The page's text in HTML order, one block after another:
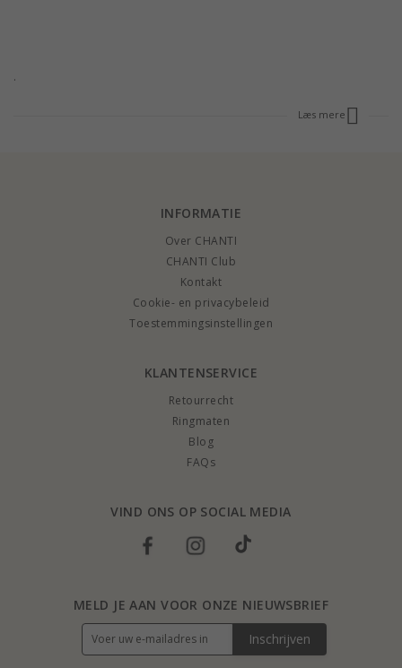
.
Læs mere
INFORMATIE
Over CHANTI
CHANTI Club
Kontakt
Cookie- en privacybeleid
Toestemmingsinstellingen
KLANTENSERVICE
Retourrecht
Ringmaten
Blog
FAQs
VIND ONS OP SOCIAL MEDIA
MELD JE AAN VOOR ONZE NIEUWSBRIEF
Inschrijven